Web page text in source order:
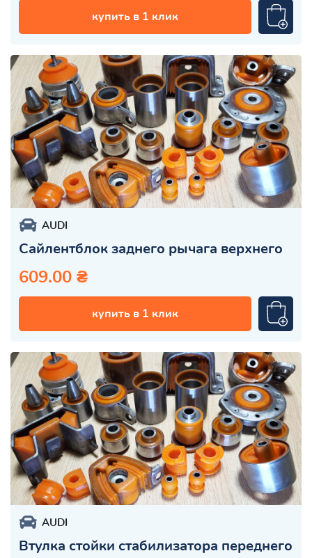
купить в 1 клик
AUDI
Сайлентблок заднего рычага верхнего
609.00 ₴
купить в 1 клик
AUDI
Втулка стойки стабилизатора переднего